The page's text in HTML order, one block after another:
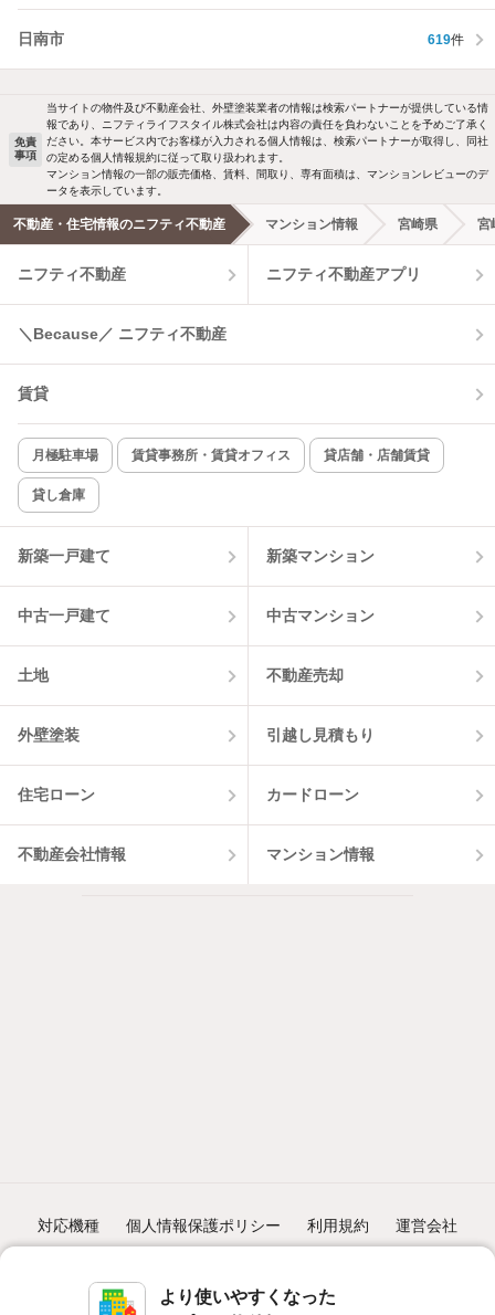
より使いやすくなった
日南市 619件
免責
事項
当サイトの物件及び不動産会社、外壁塗装業者の情報は検索パートナーが提供している情
報であり、ニフティライフスタイル株式会社は内容の責任を負わないことを予めご了承く
ださい。本サービス内でお客様が入力される個人情報は、検索パートナーが取得し、同社
の定める個人情報規約に従って取り扱われます。
マンション情報の一部の販売価格、賃料、間取り、専有面積は、マンションレビューのデ
ータを表示しています。
不動産・住宅情報のニフティ不動産 マンション情報 宮崎県 宮
ニフティ不動産 ニフティ不動産アプリ
＼Because／ ニフティ不動産
賃貸
月極駐車場 賃貸事務所・賃貸オフィス 貸店舗・店舗賃貸
貸し倉庫
新築一戸建て 新築マンション
中古一戸建て 中古マンション
土地 不動産売却
外壁塗装 引越し見積もり
住宅ローン カードローン
不動産会社情報 マンション情報
対応機種 個人情報保護ポリシー 利用規約 運営会社